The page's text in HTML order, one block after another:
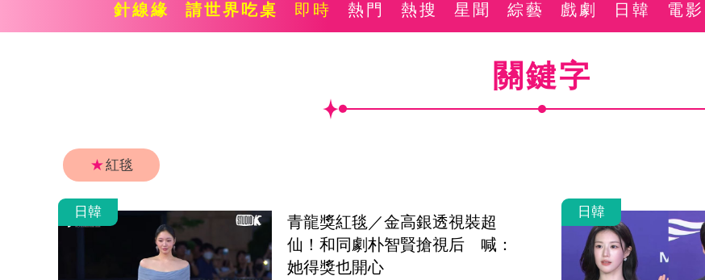
針線緣 請世界吃桌 即時 熱門 熱搜 星聞 綜藝 戲劇 日韓 電影
關鍵字
★紅毯
日韓
青龍獎紅毯／金高銀透視裝超
仙！和同劇朴智賢搶視后　喊：
她得獎也開心
日韓